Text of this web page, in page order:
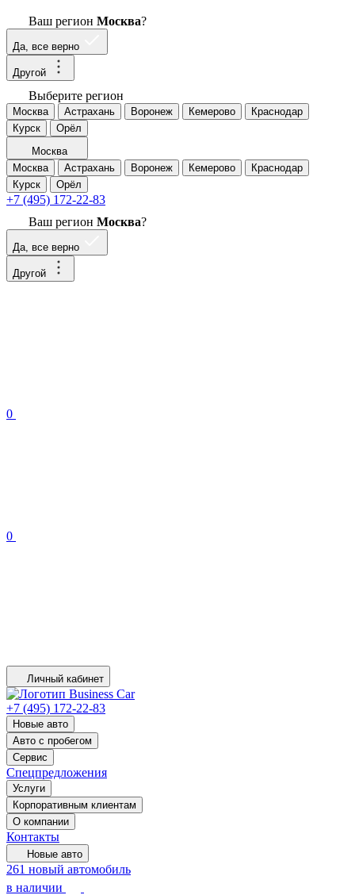
Ваш регион Москва?
Да, все верно
Другой
Выберите регион
Москва Астрахань Воронеж Кемерово
Краснодар
Курск
Орёл
Москва
Москва
Астрахань Воронеж Кемерово
Краснодар
Курск
Орёл
+7 (495) 172-22-83
Ваш регион Москва?
Да, все верно
Другой
0
0
Личный кабинет
+7 (495) 172-22-83
Новые авто
Авто с пробегом
Сервис
Спецпредложения
Услуги
Корпоративным клиентам
О компании
Контакты
Новые авто
261 новый автомобиль
в наличии